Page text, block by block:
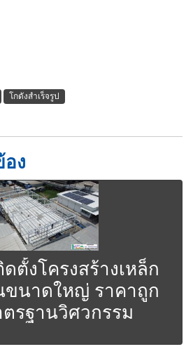
โกดังสำเร็จรูป
ง
ตั้งโครงสร้างเหล็ก
ขนาดใหญ่ ราคาถูก
ตรฐานวิศวกรรม